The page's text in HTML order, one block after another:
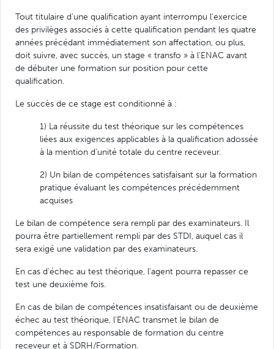
Tout titulaire d’une qualification ayant interrompu l’exercice
des privilèges associés à cette qualification pendant les quatre
années précédant immédiatement son affectation, ou plus,
doit suivre, avec succès, un stage « transfo » à l’ENAC avant
de débuter une formation sur position pour cette
qualification.
Le succès de ce stage est conditionné à :
1) La réussite du test théorique sur les compétences
liées aux exigences applicables à la qualification adossée
à la mention d’unité totale du centre receveur.
2) Un bilan de compétences satisfaisant sur la formation
pratique évaluant les compétences précédemment
acquises
Le bilan de compétence sera rempli par des examinateurs. Il
pourra être partiellement rempli par des STDI, auquel cas il
sera exigé une validation par des examinateurs.
En cas d’échec au test théorique, l’agent pourra repasser ce
test une deuxième fois.
En cas de bilan de compétences insatisfaisant ou de deuxième
échec au test théorique, l’ENAC transmet le bilan de
compétences au responsable de formation du centre
receveur et à SDRH/Formation.